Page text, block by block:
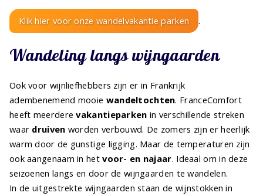
Klik hier voor onze wandelvakantie parken .
Wandeling langs wijngaarden
Ook voor wijnliefhebbers zijn er in Frankrijk
adembenemend mooie wandeltochten. FranceComfort
heeft meerderevakantieparken in verschillende streken
waar druiven worden verbouwd. De zomers zijn er heerlijk
warm door de gunstige ligging. Maar de temperaturen zijn
ook aangenaam in hetvoor- en najaar. Ideaal om in deze
seizoenen langs en door de wijngaarden te wandelen.
In de uitgestrekte wijngaarden staan de wijnstokken in